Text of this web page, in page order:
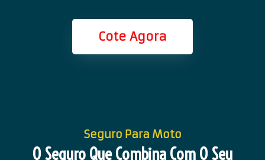
Cote Agora
Seguro Para Moto
O Seguro Que Combina Com O Seu